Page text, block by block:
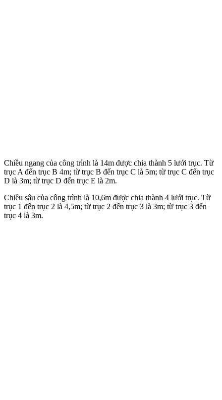
Chiều ngang của công trình là 14m được chia thành 5 lưới trục. Từ
trục A đến trục B 4m; từ trục B đến trục C là 5m; từ trục C đến trục
D là 3m; từ trục D đến trục E là 2m.
Chiều sâu của công trình là 10,6m được chia thành 4 lưới trục. Từ
trục 1 đến trục 2 là 4,5m; từ trục 2 đến trục 3 là 3m; từ trục 3 đến
trục 4 là 3m.